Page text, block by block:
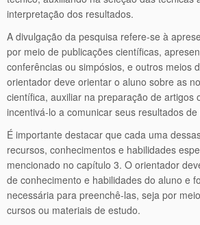
interpretação dos resultados.
A divulgação da pesquisa refere-se à
por meio de publicações científicas,
conferências ou simpósios, e outros meios
orientador deve orientar o aluno sobre as
científica, auxiliar na preparação de artigos
incentivá-lo a comunicar seus resultados
É importante destacar que cada uma
recursos, conhecimentos e habilidades
mencionado no capítulo 3. O orientador
de conhecimento e habilidades do aluno e
necessária para preenchê-las, seja por
cursos ou materiais de estudo.